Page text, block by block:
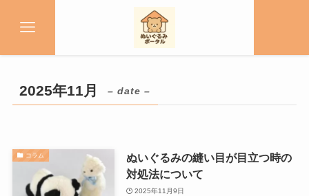
2025年11月 – date –
コラム
ぬいぐるみの縫い目が目立つ時の
対処法について
2025年11月9日